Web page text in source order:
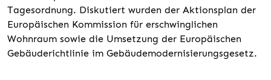
Tagesordnung. Diskutiert wurden der Aktionsplan der
Europäischen Kommission für erschwinglichen
Wohnraum sowie die Umsetzung der Europäischen
Gebäuderichtlinie im Gebäudemodernisierungsgesetz.